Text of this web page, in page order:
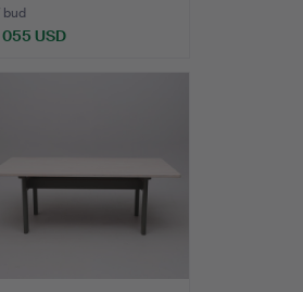
bud
055 USD